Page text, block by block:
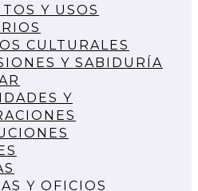
Y USOS
CULTURALES
Y SABIDURÍA
Y
Y OFICIOS